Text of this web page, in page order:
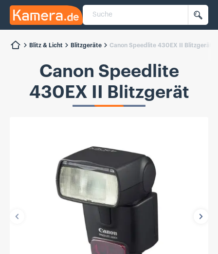
Kamera.de
Suche
Blitz & Licht Blitzgeräte Canon Speedlite 430EX II Blitzgerät
Canon Speedlite
430EX II Blitzgerät
Vorherige